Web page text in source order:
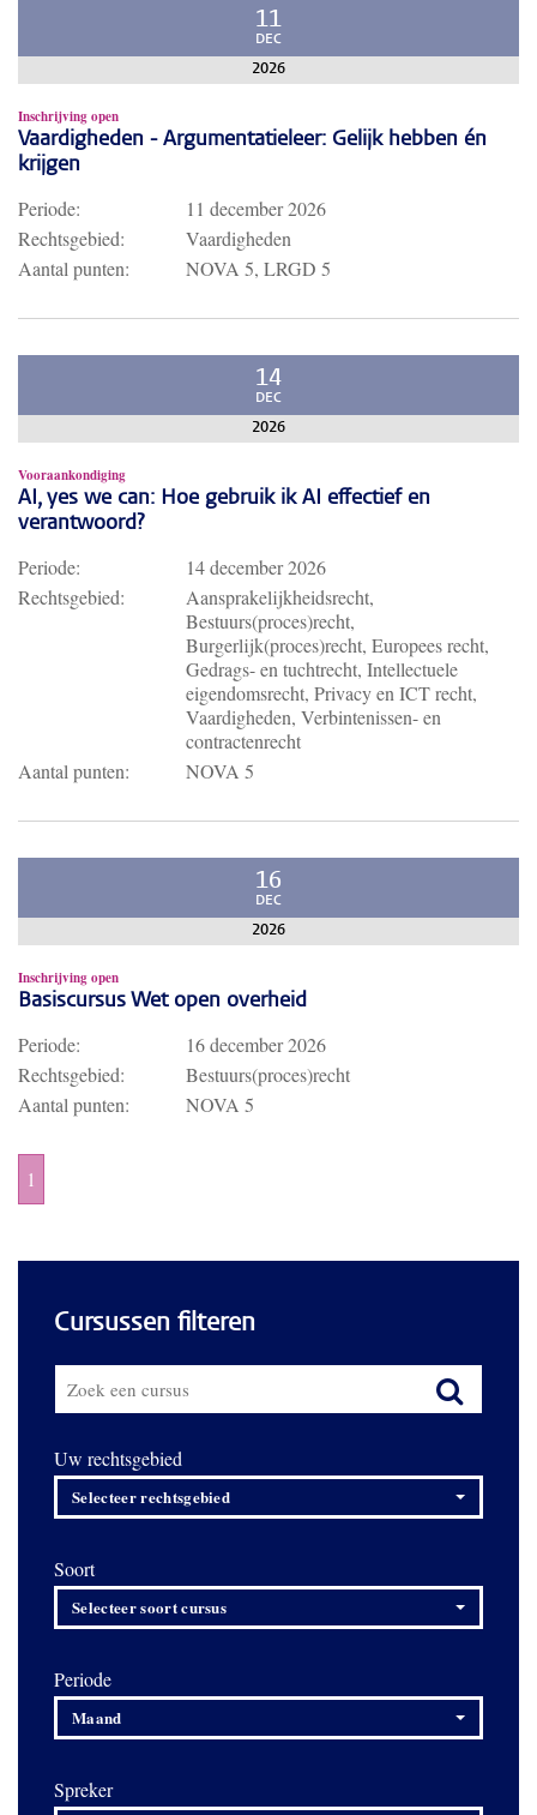
11
DEC
2026
Inschrijving open
Vaardigheden - Argumentatieleer: Gelijk hebben én
krijgen
Periode:
11 december 2026
Rechtsgebied:
Vaardigheden
Aantal punten:
NOVA 5, LRGD 5
14
DEC
2026
Vooraankondiging
AI, yes we can: Hoe gebruik ik AI effectief en
verantwoord?
Periode:
14 december 2026
Rechtsgebied:
Aansprakelijkheidsrecht,
Bestuurs(proces)recht,
Burgerlijk(proces)recht, Europees recht,
Gedrags- en tuchtrecht, Intellectuele
eigendomsrecht, Privacy en ICT recht,
Vaardigheden, Verbintenissen- en
contractenrecht
Aantal punten:
NOVA 5
16
DEC
2026
Inschrijving open
Basiscursus Wet open overheid
Periode:
16 december 2026
Rechtsgebied:
Bestuurs(proces)recht
Aantal punten:
NOVA 5
1
Cursussen filteren
Uw rechtsgebied
Selecteer rechtsgebied
Soort
Selecteer soort cursus
Periode
Maand
Spreker